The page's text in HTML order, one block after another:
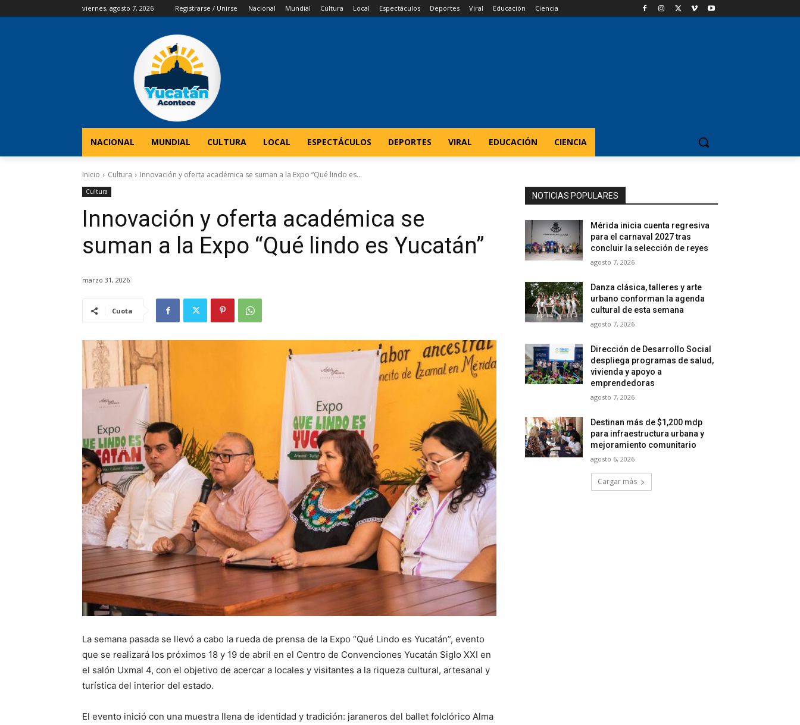
viernes, agosto 7, 2026 Registrarse / Unirse Nacional Mundial Cultura Local Espectáculos Deportes Viral Educación Ciencia
NACIONAL MUNDIAL CULTURA LOCAL ESPECTÁCULOS DEPORTES VIRAL EDUCACIÓN CIENCIA
Inicio Cultura Innovación y oferta académica se suman a la Expo “Qué lindo es...
Cultura
Innovación y oferta académica se
suman a la Expo “Qué lindo es Yucatán”
marzo 31, 2026
Cuota
La semana pasada se llevó a cabo la rueda de prensa de la Expo “Qué Lindo es Yucatán”, evento
que se realizará los próximos 18 y 19 de abril en el Centro de Convenciones Yucatán Siglo XXI en
el salón Uxmal 4, con el objetivo de acercar a locales y visitantes a la riqueza cultural, artesanal y
turística del interior del estado.
El evento inició con una muestra llena de identidad y tradición: jaraneros del ballet folclórico Alma
NOTICIAS POPULARES
Mérida inicia cuenta regresiva
para el carnaval 2027 tras
concluir la selección de reyes
agosto 7, 2026
Danza clásica, talleres y arte
urbano conforman la agenda
cultural de esta semana
agosto 7, 2026
Dirección de Desarrollo Social
despliega programas de salud,
vivienda y apoyo a
emprendedoras
agosto 7, 2026
Destinan más de $1,200 mdp
para infraestructura urbana y
mejoramiento comunitario
agosto 6, 2026
Cargar más